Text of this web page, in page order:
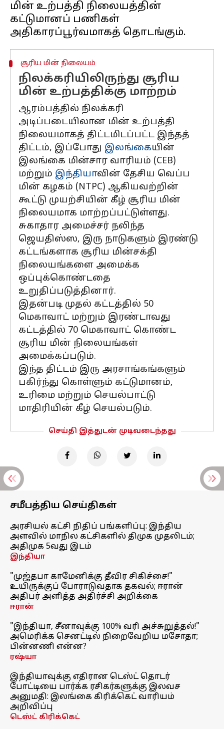
மின் உற்பத்தி நிலையத்தின்
கட்டுமானப் பணிகள்
சூரிய மின் நிலையம்
நிலக்கரியிலிருந்து சூரிய
மின் உற்பத்திக்கு மாற்றம்
ஆரம்பத்தில் நிலக்கரி
அடிப்படையிலான மின் உற்பத்தி
நிலையமாகத் திட்டமிடப்பட்ட இந்தத்
திட்டம், இப்போது இலங்கையின்
இலங்கை மின்சார வாரியம் (CEB)
மற்றும் இந்தியாவின் தேசிய வெப்ப
மின் கழகம் (NTPC) ஆகியவற்றின்
கூட்டு முயற்சியின் கீழ் சூரிய மின்
நிலையமாக மாற்றப்பட்டுள்ளது.
சுகாதார அமைச்சர் நலிந்த
ஜெயதிஸ்ஸ, இரு நாடுகளும் இரண்டு
கட்டங்களாக சூரிய மின்சக்தி
நிலையங்களை அமைக்க
ஒப்புக்கொண்டதை
உறுதிப்படுத்தினார்.
இதன்படி முதல் கட்டத்தில் 50
மெகாவாட் மற்றும் இரண்டாவது
கட்டத்தில் 70 மெகாவாட் கொண்ட
சூரிய மின் நிலையங்கள்
அமைக்கப்படும்.
இந்த திட்டம் இரு அரசாங்கங்களும்
பகிர்ந்து கொள்ளும் கட்டுமானம்,
உரிமை மற்றும் செயல்பாட்டு
மாதிரியின் கீழ் செயல்படும்.
செய்தி இத்துடன் முடிவடைந்தது
சமீபத்திய செய்திகள்
அரசியல் கட்சி நிதிப் பங்களிப்பு: இந்திய
அளவில் மாநில கட்சிகளில் திமுக முதலிடம்;
அதிமுக 5வது இடம்
இந்தியா
"முஜ்தபா காமேனிக்கு தீவிர சிகிச்சை!"
உயிருக்குப் போராடுவதாக தகவல்; ஈரான்
அதிபர் அளித்த அதிர்ச்சி அறிக்கை
ஈரான்
"இந்தியா, சீனாவுக்கு 100% வரி அச்சுறுத்தல்!"
அமெரிக்க செனட்டில் நிறைவேறிய மசோதா;
பின்னணி என்ன?
ரஷ்யா
இந்தியாவுக்கு எதிரான டெஸ்ட் தொடர்
போட்டியை பார்க்க ரசிகர்களுக்கு இலவச
அனுமதி: இலங்கை கிரிக்கெட் வாரியம்
அறிவிப்பு
டெஸ்ட் கிரிக்கெட்